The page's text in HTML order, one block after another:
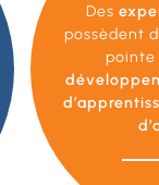
Des
possèdent
pointe